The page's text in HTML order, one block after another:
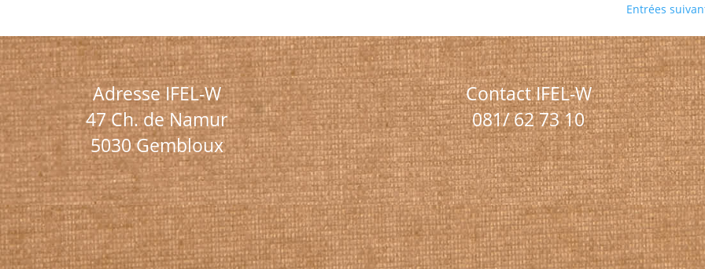
Entrées
Adresse IFEL-W
47 Ch. de Namur
5030 Gembloux
Contact IFEL-W
081/ 62 73 10